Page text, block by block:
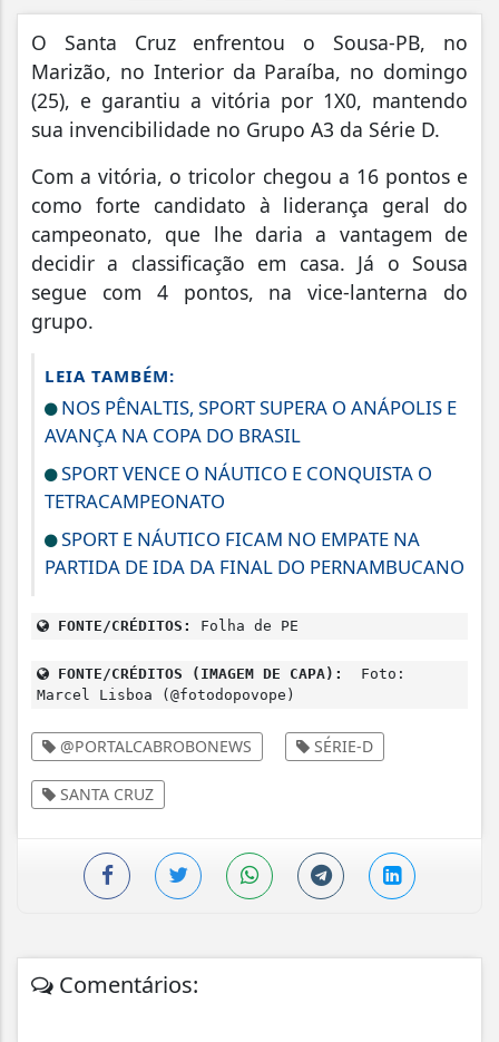
O Santa Cruz enfrentou o Sousa-PB, no
Marizão, no Interior da Paraíba, no domingo
(25), e garantiu a vitória por 1X0, mantendo
sua invencibilidade no Grupo A3 da Série D.
Com a vitória, o tricolor chegou a 16 pontos e
como forte candidato à liderança geral do
campeonato, que lhe daria a vantagem de
decidir a classificação em casa. Já o Sousa
segue com 4 pontos, na vice-lanterna do
grupo.
LEIA TAMBÉM:
NOS PÊNALTIS, SPORT SUPERA O ANÁPOLIS E
AVANÇA NA COPA DO BRASIL
SPORT VENCE O NÁUTICO E CONQUISTA O
TETRACAMPEONATO
SPORT E NÁUTICO FICAM NO EMPATE NA
PARTIDA DE IDA DA FINAL DO PERNAMBUCANO
FONTE/CRÉDITOS: Folha de PE
FONTE/CRÉDITOS (IMAGEM DE CAPA):
Foto:
Marcel Lisboa (@fotodopovope)
@PORTALCABROBONEWS SÉRIE-D
SANTA CRUZ
Comentários: